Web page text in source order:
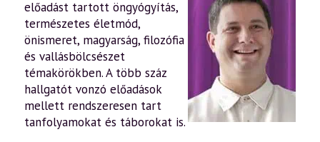
előadást tartott öngyógyítás,
természetes életmód,
önismeret, magyarság, filozófia
és vallásbölcsészet
témakörökben. A több száz
hallgatót vonzó előadások
mellett rendszeresen tart
tanfolyamokat és táborokat is.